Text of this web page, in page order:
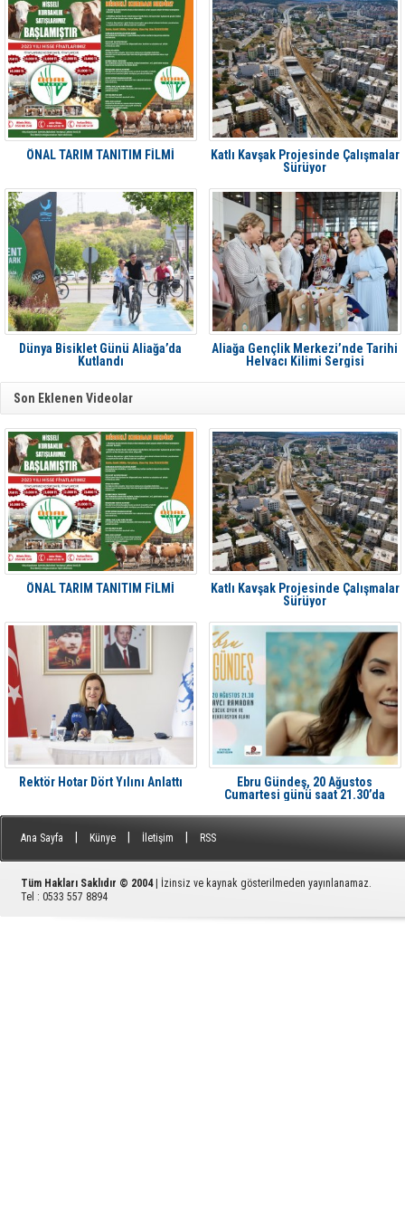
ÖNAL TARIM TANITIM FİLMİ
Katlı Kavşak Projesinde Çalışmalar
Sürüyor
Dünya Bisiklet Günü Aliağa’da
Kutlandı
Aliağa Gençlik Merkezi’nde Tarihi
Helvacı Kilimi Sergisi
Son Eklenen Videolar
ÖNAL TARIM TANITIM FİLMİ
Katlı Kavşak Projesinde Çalışmalar
Sürüyor
Rektör Hotar Dört Yılını Anlattı
Ebru Gündeş, 20 Ağustos
Cumartesi günü saat 21.30’da
Ana Sayfa Künye İletişim RSS
Tüm Hakları Saklıdır © 2004| İzinsiz ve kaynak gösterilmeden yayınlanamaz.
Tel : 0533 557 8894